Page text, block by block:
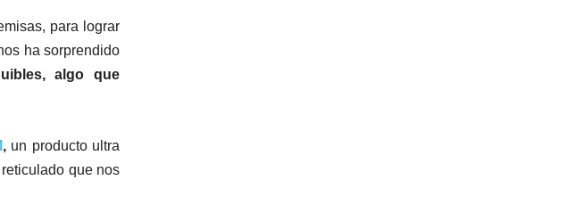
para lograr
ha sorprendido
algo que
, un producto ultra
que nos